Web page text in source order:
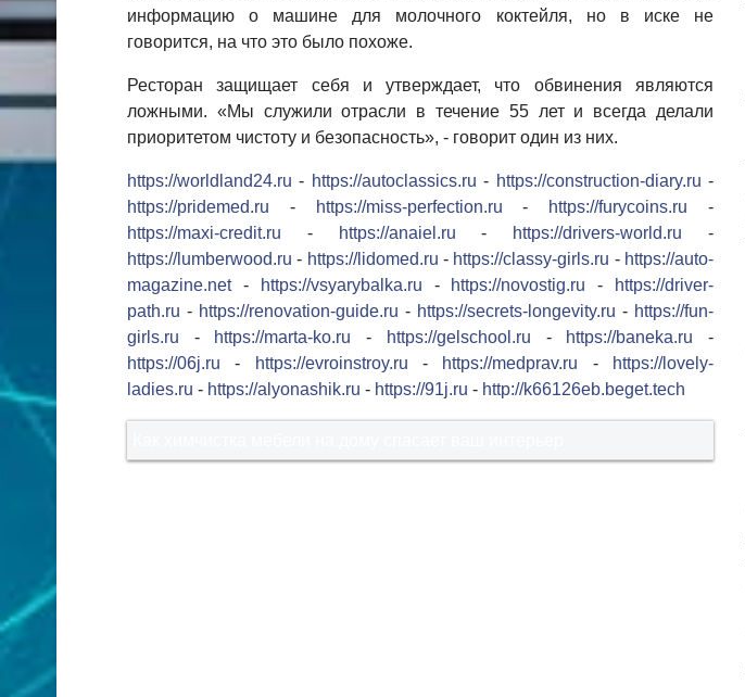
информацию о машине для молочного коктейля, но в иске не
говорится, на что это было похоже.
Ресторан защищает себя и утверждает, что обвинения являются
ложными. «Мы служили отрасли в течение 55 лет и всегда делали
приоритетом чистоту и безопасность», - говорит один из них.
https://worldland24.ru - https://autoclassics.ru - https://construction-diary.ru -
https://pridemed.ru - https://miss-perfection.ru - https://furycoins.ru -
https://maxi-credit.ru - https://anaiel.ru - https://drivers-world.ru -
https://lumberwood.ru - https://lidomed.ru - https://classy-girls.ru - https://auto-
magazine.net- https://vsyarybalka.ru - https://novostig.ru -
https://driver-
path.ru - https://renovation-guide.ru - https://secrets-longevity.ru - https://fun-
girls.ru - https://marta-ko.ru - https://gelschool.ru - https://baneka.ru -
https://06j.ru - https://evroinstroy.ru - https://medprav.ru -
https://lovely-
ladies.ru - https://alyonashik.ru - https://91j.ru - http://k66126eb.beget.tech